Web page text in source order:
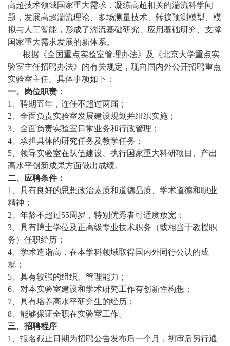
高超技术领域国家重大需求，凝练高超相关的湍流科学问
题，发展高超湍流理论、多场测量技术、转捩预测模型、模
拟与人工智能，形成了湍流基础研究、应用基础研究、支撑
国家重大需求发展的新体系。
根据《全国重点实验室管理办法》及《北京大学重点实
验室主任招聘办法》的有关规定，现向国内外公开招聘重点
实验室主任。具体事项如下：
一、岗位职责：
1、聘期五年，连任不超过两届；
2、全面负责实验室发展建设规划并组织实施；
3、全面负责实验室日常业务和行政管理；
4、承担具体的研究任务及教学任务；
5、领导实验室在队伍建设、执行国家重大科研项目、产出
高水平创新成果方面做出成绩。
二、应聘条件：
1、具有良好的思想政治素质和道德品质、学术道德和职业
精神；
2、年龄不超过55周岁，特别优秀者可适度放宽；
3、具有博士学位及正高级专业技术职务（或相当于教授职
务）任职经历；
4、学术造诣高，在本学科领域取得国内外同行公认的成
就；
5、具有较强的组织、管理能力；
6、对本实验室建设和学术研究工作有创新性构想；
7、具有培养高水平研究生的经历；
8、能够保证全职在实验室工作。
三、招聘程序
1、报名截止日期为招聘公告发布后一个月，初审后另行通